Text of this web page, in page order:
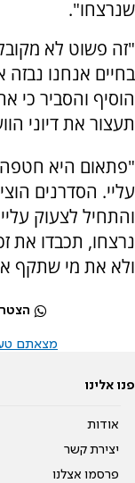
שנרצחו".
"זה פשוט לא
בחיים אנחנו
הוסיף והסביר כי
תעצור את דיוני
"פתאום היא חטפה
עליי. הסדרנים
נרצחו, תכבדו את
ולא את מי שתקף
מצאתם
פנו אלינו
אודות
יצירת קשר
פרסמו אצלנו